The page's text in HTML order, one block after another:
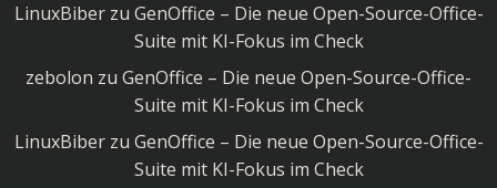
LinuxBiberzu GenOffice – Die neue Open-Source-Office-
Suite mit KI-Fokus im Check
zebolon zu GenOffice – Die neue Open-Source-Office-
Suite mit KI-Fokus im Check
LinuxBiberzu GenOffice – Die neue Open-Source-Office-
Suite mit KI-Fokus im Check